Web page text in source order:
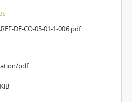
DE-CO-05-01-1-006.pdf
pdf